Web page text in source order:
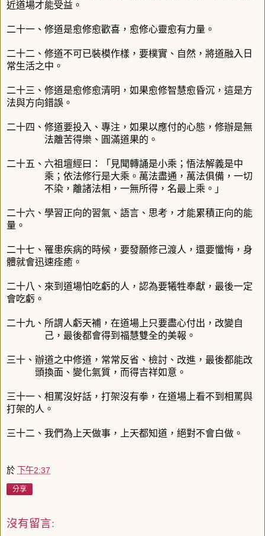
近道場才能受益。
二十一、修道是愈修愈歡喜，愈修心靈愈有力量。
二十二、修道不可已裝模作樣，要樸實、自然，將道融入日
常生活之中。
二十三、修道是愈修愈清明，如果愈修智慧愈昏沉，這是方
法與方向錯誤。
二十四、修道要投入、專注，如果以應付的心態，修辦是無
法離苦得樂、圓滿道果的。
二十五、六祖壇經曰：「見聞轉誦是小乘；悟法解義是中
乘；依法修行是大乘。萬法盡通，萬法俱備，一切
不染，離諸法相，一無所得，名最上乘 。 」
二十六、學習正向的習氣、語言、思考，才能累積正向的能
量。
二十七、罹患疾病的時候，要發願修己渡人，還要懺悔，身
體就會迅速痊癒。
二十八、來到道場怕吃虧的人，認為要犧牲奉獻，最後一定
會吃虧。
二十九、所謂人虧天補，在道場上只要盡心付出，改變自
己，最後都會得到福慧雙全的美報。
三十、辦道之中修道，常常反省、檢討、改進，最後都能改
頭換面、變化氣質，而得吉祥如意。
三十一、相罵沒好話，打架沒有拳，在道場上看不到相罵與
打架的人。
三十二、我們為上天做事，上天都知道，絕對不會白做。
於 下午2:37
分享
沒有留言: